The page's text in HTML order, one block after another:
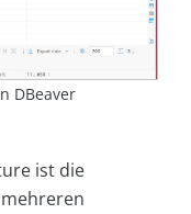
DBeaver
ist die